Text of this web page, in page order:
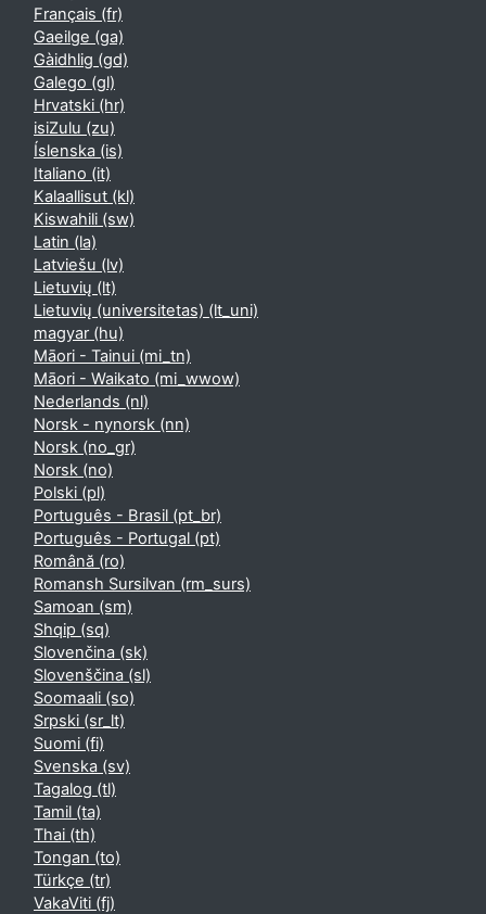
Français ‎(fr)‎
Gaeilge ‎(ga)‎
Gàidhlig ‎(gd)‎
Galego ‎(gl)‎
Hrvatski ‎(hr)‎
isiZulu ‎(zu)‎
Íslenska ‎(is)‎
Italiano ‎(it)‎
Kalaallisut ‎(kl)‎
Kiswahili ‎(sw)‎
Latin ‎(la)‎
Latviešu ‎(lv)‎
Lietuvių ‎(lt)‎
Lietuvių (universitetas) ‎(lt_uni)‎
magyar ‎(hu)‎
Māori - Tainui ‎(mi_tn)‎
Māori - Waikato ‎(mi_wwow)‎
Nederlands ‎(nl)‎
Norsk - nynorsk ‎(nn)‎
Norsk ‎(no_gr)‎
Norsk ‎(no)‎
Polski ‎(pl)‎
Português - Brasil ‎(pt_br)‎
Português - Portugal ‎(pt)‎
Română ‎(ro)‎
Romansh Sursilvan ‎(rm_surs)‎
Samoan ‎(sm)‎
Shqip ‎(sq)‎
Slovenčina ‎(sk)‎
Slovenščina ‎(sl)‎
Soomaali ‎(so)‎
Srpski ‎(sr_lt)‎
Suomi ‎(fi)‎
Svenska ‎(sv)‎
Tagalog ‎(tl)‎
Tamil ‎(ta)‎
Thai ‎(th)‎
Tongan ‎(to)‎
Türkçe ‎(tr)‎
VakaViti ‎(fj)‎